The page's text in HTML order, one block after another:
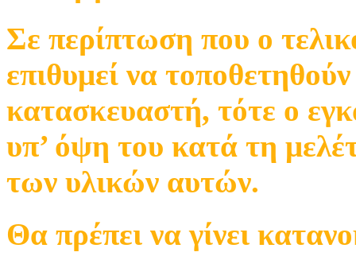
Σε περίπτωση που ο
επιθυμεί να
κατασκευαστή, τότε ο
υπ’ όψη του κατά τη
των υλικών αυτών.
Θα πρέπει να γίνει